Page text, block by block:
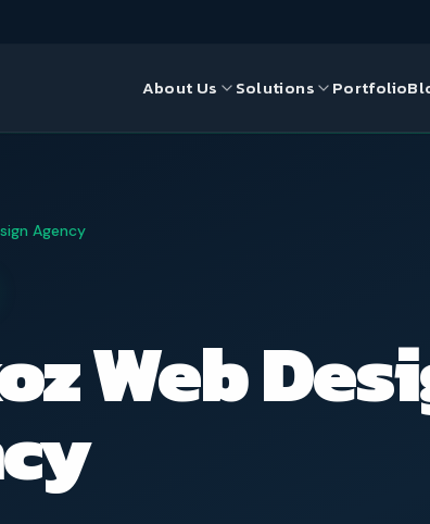
About Us Solutions Portfolio
Agency
Web